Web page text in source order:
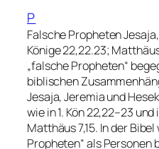
P
Falsche Propheten
Könige 22,22.23;
„falsche Propheten“
biblischen
Jesaja, Jeremia und
wie in 1. Kön 22,22–23
Matthäus 7,15. In der
Propheten“ als Personen